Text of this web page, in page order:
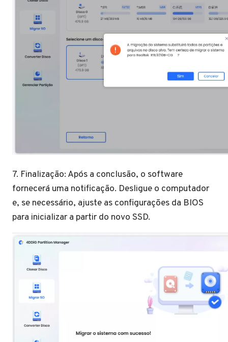
7. Finalização: Após a conclusão, o software
fornecerá uma notificação. Desligue o computador
e, se necessário, ajuste as configurações da BIOS
para inicializar a partir do novo SSD.